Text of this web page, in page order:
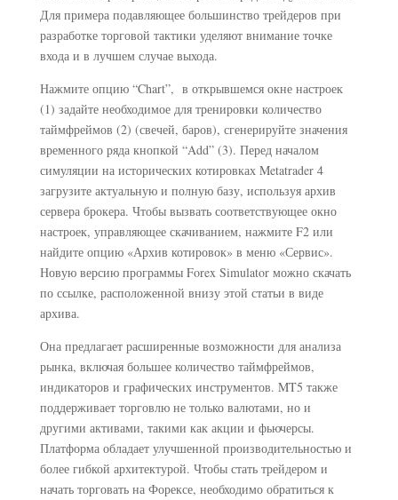
Для примера подавляющее большинство трейдеров при
разработке торговой тактики уделяют внимание точке
входа и в лучшем случае выхода.
Нажмите опцию “Chart”, в открывшемся окне настроек
(1) задайте необходимое для тренировки количество
таймфреймов (2) (свечей, баров), сгенерируйте значения
временного ряда кнопкой “Add” (3). Перед началом
симуляции на исторических котировках Metatrader 4
загрузите актуальную и полную базу, используя архив
сервера брокера. Чтобы вызвать соответствующее окно
настроек, управляющее скачиванием, нажмите F2 или
найдите опцию «Архив котировок» в меню «Сервис».
Новую версию программы Forex Simulator можно скачать
по ссылке, расположенной внизу этой статьи в виде
архива.
Она предлагает расширенные возможности для анализа
рынка, включая большее количество таймфреймов,
индикаторов и графических инструментов. MT5 также
поддерживает торговлю не только валютами, но и
другими активами, такими как акции и фьючерсы.
Платформа обладает улучшенной производительностью и
более гибкой архитектурой. Чтобы стать трейдером и
начать торговать на Форексе, необходимо обратиться к